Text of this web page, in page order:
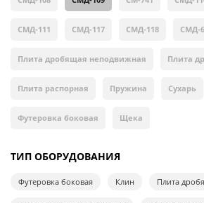
СМД-111 СМД-117 СМД-118 СМД-
Плита дробящая неподвижная Плита
Плита распорная Пружина Сухарь
Футеровка боковая Щека
ТИП ОБОРУДОВАНИЯ
Футеровка боковая Клин Плита